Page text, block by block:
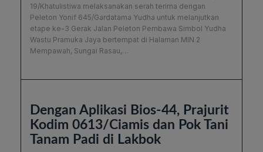
19/Khatulistiwa melaksanakan serah terima dengan
Peleton Yonif 645/Gardatama Yudha untuk melanjutkan
etape ke-3 Gerak Jalan Peleton Pembawa Simbol Yudha
Wastu Pramuka Jaya bertempat di Halaman MIN 2
Mempawah, Sungai Rasau,…
Dengan Aplikasi Bios-44, Prajurit
Kodim 0613/Ciamis dan Pok Tani
Tanam Padi di Lakbok